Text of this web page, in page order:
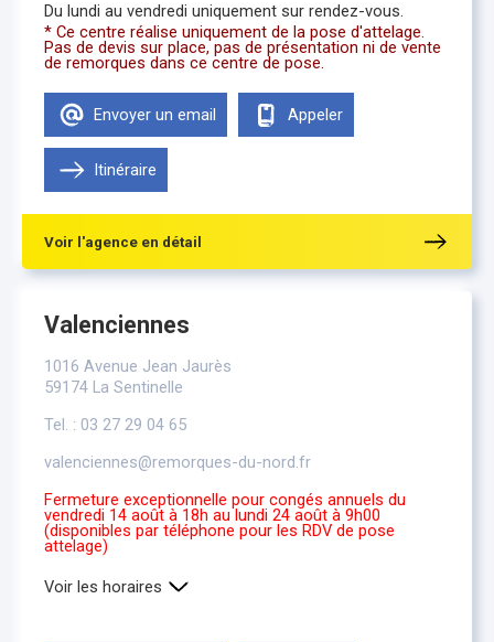
Du lundi au vendredi uniquement sur rendez-vous.
* Ce centre réalise uniquement de la pose d'attelage.
Pas de devis sur place, pas de présentation ni de vente
de remorques dans ce centre de pose.
Envoyer un email Appeler
Itinéraire
Voir l'agence en détail
Valenciennes
1016 Avenue Jean Jaurès
59174 La Sentinelle
Tel. : 03 27 29 04 65
valenciennes@remorques-du-nord.fr
Fermeture exceptionnelle pour congés annuels du
vendredi 14 août à 18h au lundi 24 août à 9h00
(disponibles par téléphone pour les RDV de pose
attelage)
Voir les horaires